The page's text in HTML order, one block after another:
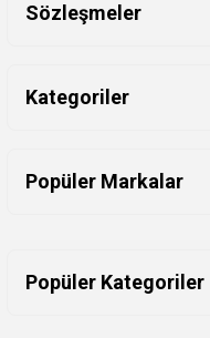
Sözleşmeler
Kategoriler
Popüler Markalar
Popüler Kategoriler